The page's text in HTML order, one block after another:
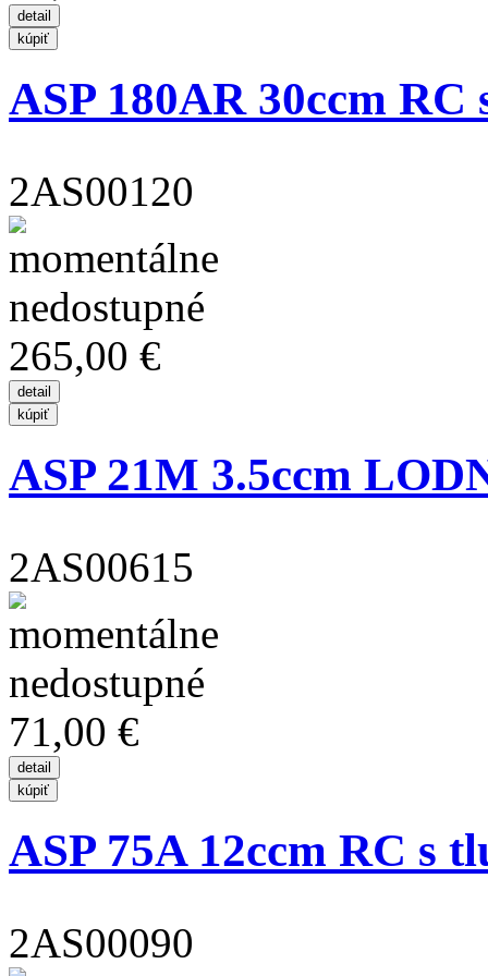
ASP 180AR 30ccm RC
2AS00120
265,00 €
ASP 21M 3.5ccm
2AS00615
71,00 €
ASP 75A 12ccm RC s
2AS00090